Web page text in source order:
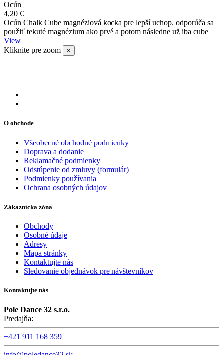
Ocún
4,20 €
Ocún Chalk Cube magnéziová kocka pre lepší uchop. odporúča sa
použiť tekuté magnézium ako prvé a potom následne už iba cube
View
Kliknite pre zoom
×
O obchode
Všeobecné obchodné podmienky
Doprava a dodanie
Reklamačné podmienky
Odstúpenie od zmluvy (formulár)
Podmienky používania
Ochrana osobných údajov
Zákaznícka zóna
Obchody
Osobné údaje
Adresy
Mapa stránky
Kontaktujte nás
Sledovanie objednávok pre návštevníkov
Kontaktujte nás
Pole Dance 32 s.r.o.
Predajňa:
+421 911 168 359